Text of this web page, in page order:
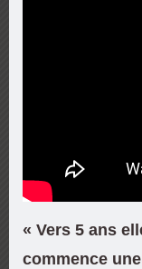
« Vers 5 ans
commence